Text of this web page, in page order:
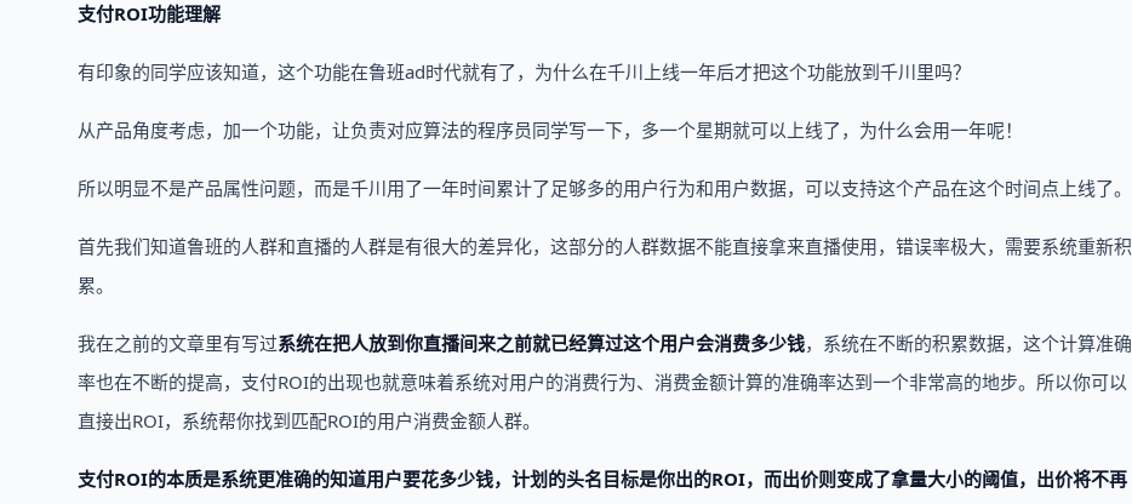
支付ROI功能理解
有印象的同学应该知道，这个功能在鲁班ad时代就有了，为什么在千川上线一年后才把这个功能放到千川里吗？
从产品角度考虑，加一个功能，让负责对应算法的程序员同学写一下，多一个星期就可以上线了，为什么会用一年呢！
所以明显不是产品属性问题，而是千川用了一年时间累计了足够多的用户行为和用户数据，可以支持这个产品在这个时间点上线了。
首先我们知道鲁班的人群和直播的人群是有很大的差异化，这部分的人群数据不能直接拿来直播使用，错误率极大，需要系统重新积
累。
我在之前的文章里有写过系统在把人放到你直播间来之前就已经算过这个用户会消费多少钱，系统在不断的积累数据，这个计算准确
率也在不断的提高，支付ROI的出现也就意味着系统对用户的消费行为、消费金额计算的准确率达到一个非常高的地步。所以你可以
直接出ROI，系统帮你找到匹配ROI的用户消费金额人群。
支付ROI的本质是系统更准确的知道用户要花多少钱，计划的头名目标是你出的ROI，而出价则变成了拿量大小的阈值，出价将不再